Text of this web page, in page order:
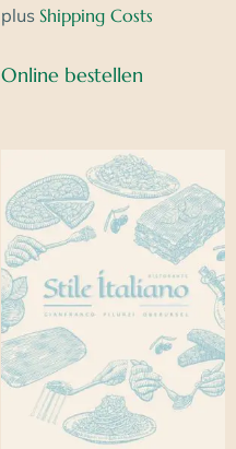
plus Shipping Costs
Online bestellen